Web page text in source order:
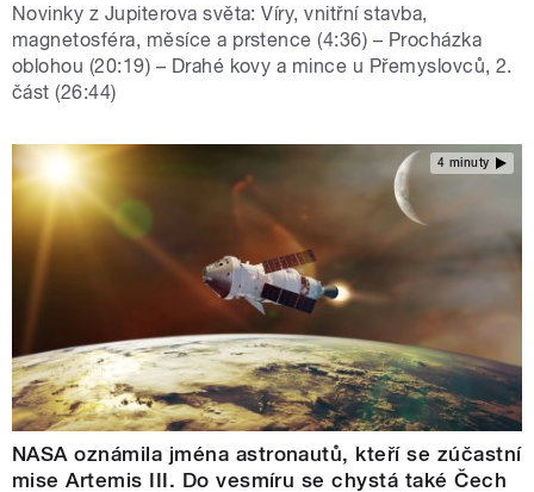
Novinky z Jupiterova světa: Víry, vnitřní stavba,
magnetosféra, měsíce a prstence (4:36) – Procházka
oblohou (20:19) – Drahé kovy a mince u Přemyslovců, 2.
část (26:44)
4 minuty
NASA oznámila jména astronautů, kteří se zúčastní
mise Artemis III. Do vesmíru se chystá také Čech